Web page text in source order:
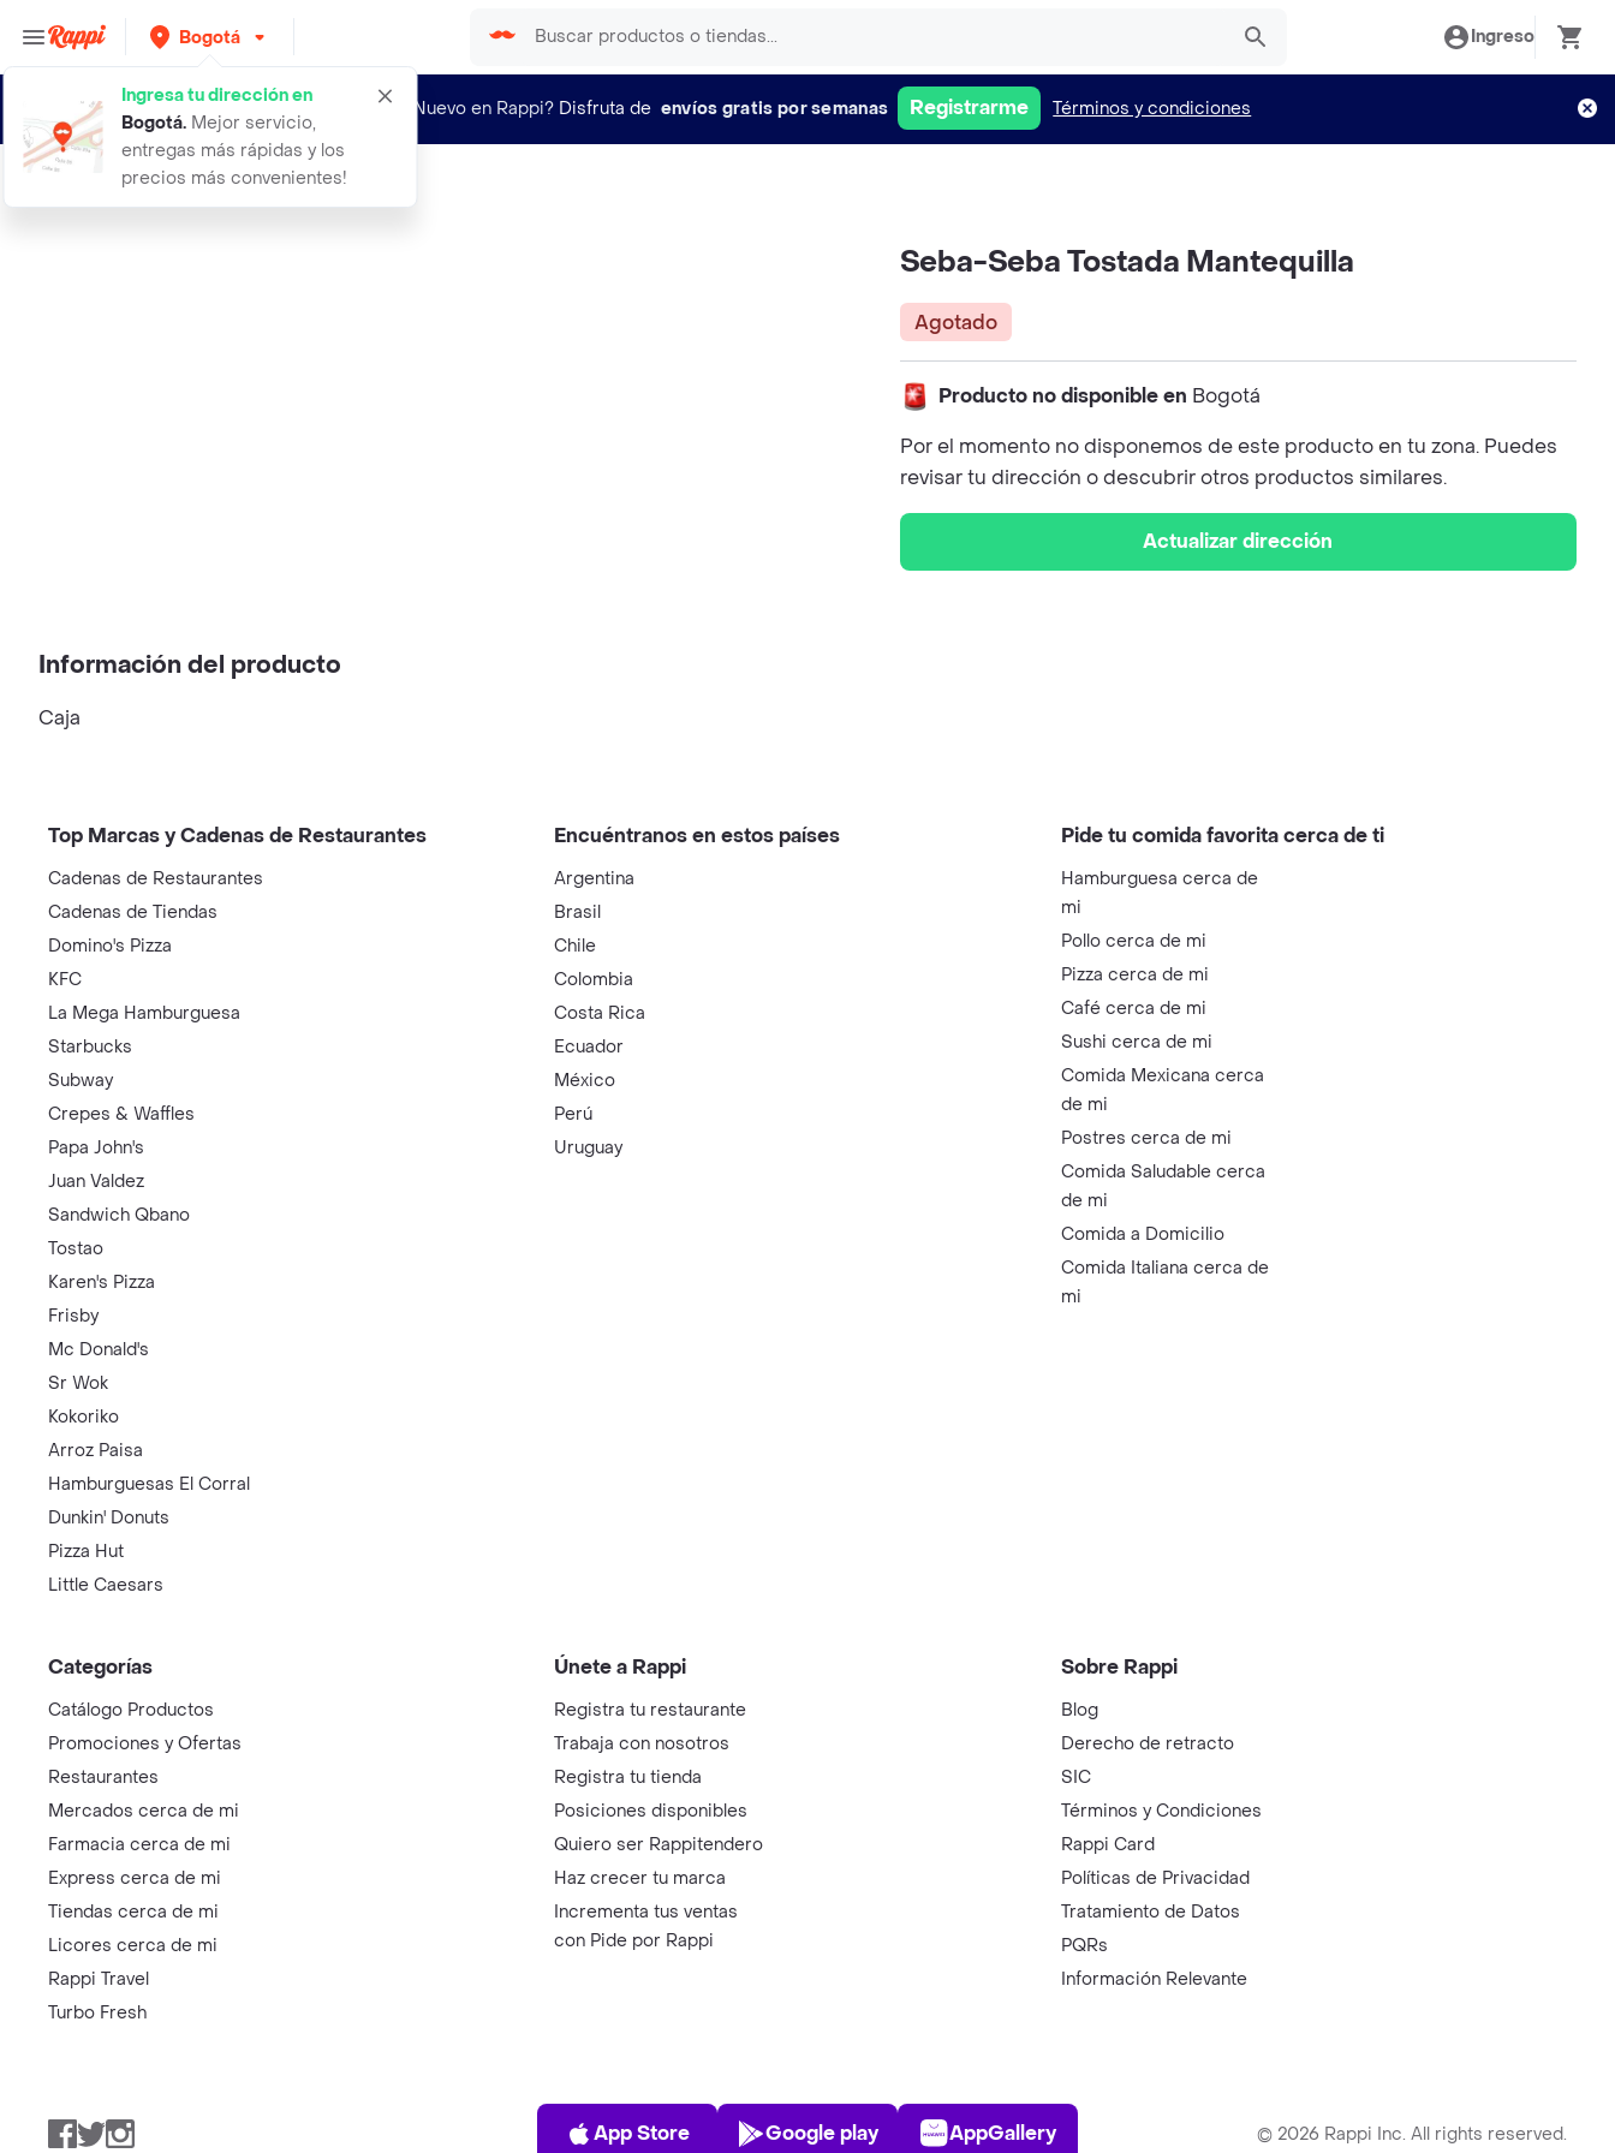
Bogotá
Ingresa tu dirección en
Bogotá. Mejor servicio,
entregas más rápidas y los
precios más convenientes!
Ingreso
¿Nuevo en Rappi? Disfruta de envíos gratis por semanas Registrarme Términos y condiciones
seba seba tostada mantequilla
Seba-Seba Tostada Mantequilla
Agotado
Producto no disponible en Bogotá
Por el momento no disponemos de este producto en tu zona. Puedes
revisar tu dirección o descubrir otros productos similares.
Actualizar dirección
Información del producto
Caja
Top Marcas y Cadenas de Restaurantes
Cadenas de Restaurantes
Cadenas de Tiendas
Domino's Pizza
KFC
La Mega Hamburguesa
Starbucks
Subway
Crepes & Waffles
Papa John's
Juan Valdez
Sandwich Qbano
Tostao
Karen's Pizza
Frisby
Mc Donald's
Sr Wok
Kokoriko
Arroz Paisa
Hamburguesas El Corral
Dunkin' Donuts
Pizza Hut
Little Caesars
Encuéntranos en estos países
Argentina
Brasil
Chile
Colombia
Costa Rica
Ecuador
México
Perú
Uruguay
Pide tu comida favorita cerca de ti
Hamburguesa cerca de
mi
Pollo cerca de mi
Pizza cerca de mi
Café cerca de mi
Sushi cerca de mi
Comida Mexicana cerca
de mi
Postres cerca de mi
Comida Saludable cerca
de mi
Comida a Domicilio
Comida Italiana cerca de
mi
Categorías
Catálogo Productos
Promociones y Ofertas
Restaurantes
Mercados cerca de mi
Farmacia cerca de mi
Express cerca de mi
Tiendas cerca de mi
Licores cerca de mi
Rappi Travel
Turbo Fresh
Únete a Rappi
Registra tu restaurante
Trabaja con nosotros
Registra tu tienda
Posiciones disponibles
Quiero ser Rappitendero
Haz crecer tu marca
Incrementa tus ventas
con Pide por Rappi
Sobre Rappi
Blog
Derecho de retracto
SIC
Términos y Condiciones
Rappi Card
Políticas de Privacidad
Tratamiento de Datos
PQRs
Información Relevante
Facebook
TwitterInstagram
App Store
App Store
Play Store
Google play
AppGallery
AppGallery © 2026 Rappi Inc. All rights reserved.